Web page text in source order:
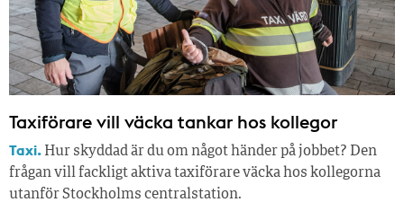
Taxiförare vill väcka tankar hos kollegor
Taxi. Hur skyddad är du om något händer på jobbet? Den
frågan vill fackligt aktiva taxiförare väcka hos kollegorna
utanför Stockholms centralstation.